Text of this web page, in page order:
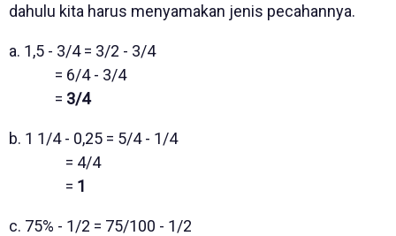
dahulu kita harus menyamakan jenis pecahannya.
a. 1,5 - 3/4 = 3/2 - 3/4
= 6/4 - 3/4
= 3/4
b. 1 1/4 - 0,25 = 5/4 - 1/4
= 4/4
= 1
c. 75% - 1/2 = 75/100 - 1/2